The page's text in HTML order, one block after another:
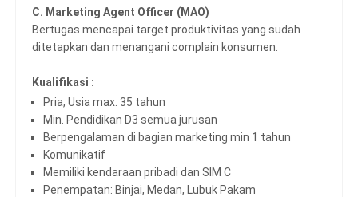
C. Marketing Agent Officer (MAO)
Bertugas mencapai target produktivitas yang sudah
ditetapkan dan menangani complain konsumen.
Kualifikasi :
Pria, Usia max. 35 tahun
Min. Pendidikan D3 semua jurusan
Berpengalaman di bagian marketing min 1 tahun
Komunikatif
Memiliki kendaraan pribadi dan SIM C
Penempatan: Binjai, Medan, Lubuk Pakam